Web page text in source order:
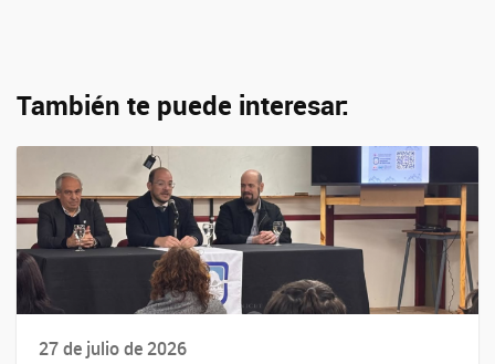
También te puede interesar:
27 de julio de 2026